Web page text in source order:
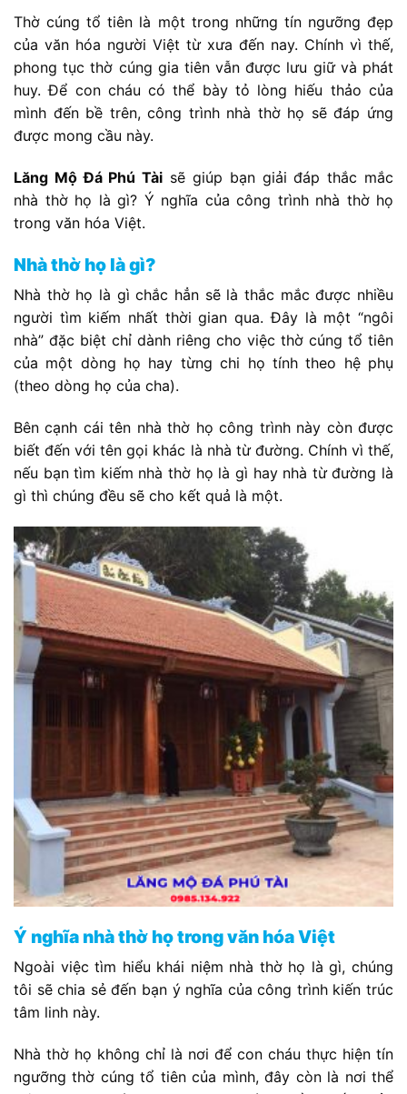
Thờ cúng tổ tiên là một trong những tín ngưỡng đẹp
của văn hóa người Việt từ xưa đến nay. Chính vì thế,
phong tục thờ cúng gia tiên vẫn được lưu giữ và phát
huy. Để con cháu có thể bày tỏ lòng hiếu thảo của
mình đến bề trên, công trình nhà thờ họ sẽ đáp ứng
được mong cầu này.
Lăng Mộ Đá Phú Tài sẽ giúp bạn giải đáp thắc mắc
nhà thờ họ là gì? Ý nghĩa của công trình nhà thờ họ
trong văn hóa Việt.
Nhà thờ họ là gì?
Nhà thờ họ là gì chắc hẳn sẽ là thắc mắc được nhiều
người tìm kiếm nhất thời gian qua. Đây là một “ngôi
nhà” đặc biệt chỉ dành riêng cho việc thờ cúng tổ tiên
của một dòng họ hay từng chi họ tính theo hệ phụ
(theo dòng họ của cha).
Bên cạnh cái tên nhà thờ họ công trình này còn được
biết đến với tên gọi khác là nhà từ đường. Chính vì thế,
nếu bạn tìm kiếm nhà thờ họ là gì hay nhà từ đường là
gì thì chúng đều sẽ cho kết quả là một.
Ý nghĩa nhà thờ họ trong văn hóa Việt
Ngoài việc tìm hiểu khái niệm nhà thờ họ là gì, chúng
tôi sẽ chia sẻ đến bạn ý nghĩa của công trình kiến trúc
tâm linh này.
Nhà thờ họ không chỉ là nơi để con cháu thực hiện tín
ngưỡng thờ cúng tổ tiên của mình, đây còn là nơi thể